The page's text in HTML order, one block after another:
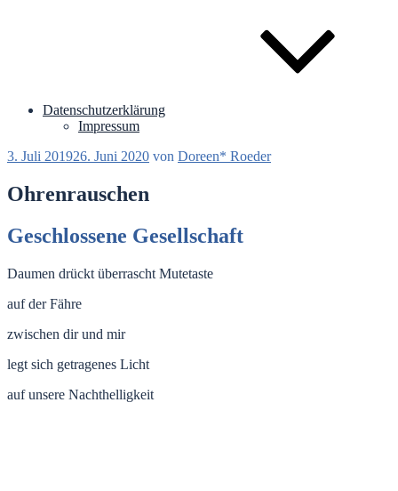
Datenschutzerklärung
Impressum
Veröffentlicht
3. Juli 201926. Juni 2020 von Doreen* Roeder
Ohrenrauschen
Geschlossene Gesellschaft
Daumen drückt überrascht Mutetaste
auf der Fähre
zwischen dir und mir
legt sich getragenes Licht
auf unsere Nachthelligkeit